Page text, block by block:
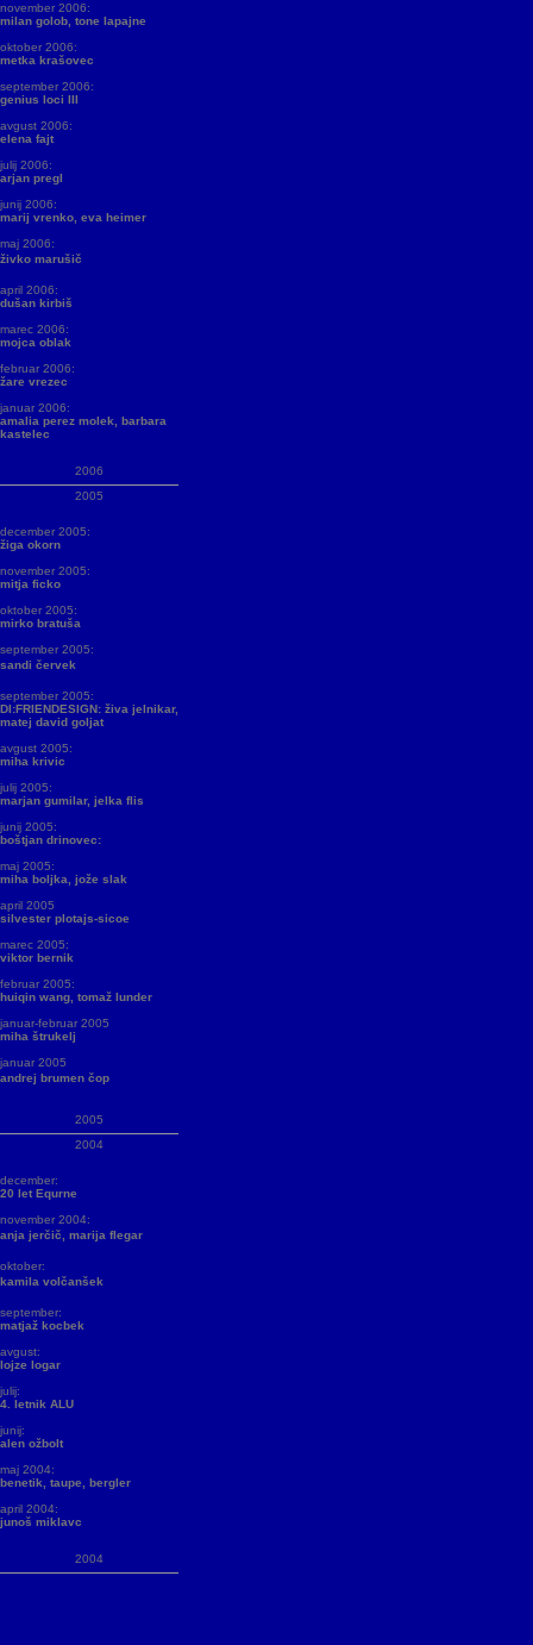
november 2006:
milan golob, tone lapajne
oktober 2006:
metka krašovec
september 2006:
genius loci III
avgust 2006:
elena fajt
julij 2006:
arjan pregl
junij 2006:
marij vrenko, eva heimer
maj 2006:
živko marušič
april 2006:
dušan kirbiš
marec 2006:
mojca oblak
februar 2006:
žare vrezec
januar 2006:
amalia perez molek, barbara
kastelec
2006
2005
december 2005:
žiga okorn
november 2005:
mitja ficko
oktober 2005:
mirko bratuša
september 2005:
sandi červek
september 2005:
DI:FRIENDESIGN: živa jelnikar,
matej david goljat
avgust 2005:
miha krivic
julij 2005:
marjan gumilar, jelka flis
junij 2005:
boštjan drinovec:
maj 2005:
miha boljka, jože slak
april 2005
silvester plotajs-sicoe
marec 2005:
viktor bernik
februar 2005:
huiqin wang, tomaž lunder
januar-februar 2005
miha štrukelj
januar 2005
andrej brumen čop
2005
2004
december:
20 let Equrne
november 2004:
anja jerčič, marija flegar
oktober:
kamila volčanšek
september:
matjaž kocbek
avgust:
lojze logar
julij:
4. letnik ALU
junij:
alen ožbolt
maj 2004:
benetik, taupe, bergler
april 2004:
junoš miklavc
2004